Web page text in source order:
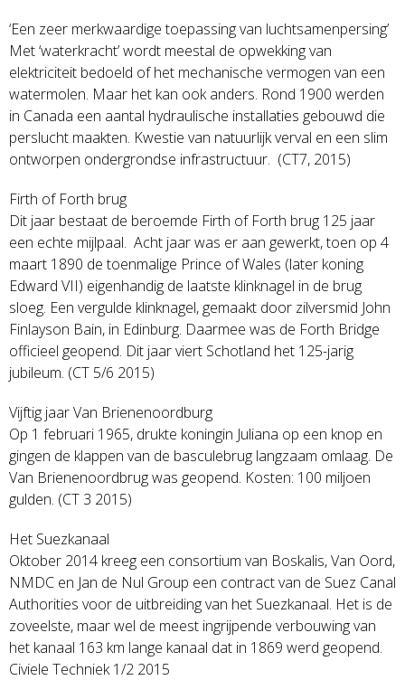
‘Een zeer merkwaardige toepassing van luchtsamenpersing’
Met ‘waterkracht’ wordt meestal de opwekking van
elektriciteit bedoeld of het mechanische vermogen van een
watermolen. Maar het kan ook anders. Rond 1900 werden
in Canada een aantal hydraulische installaties gebouwd die
perslucht maakten. Kwestie van natuurlijk verval en een slim
ontworpen ondergrondse infrastructuur. (CT7, 2015)
Firth of Forth brug
Dit jaar bestaat de beroemde Firth of Forth brug 125 jaar
een echte mijlpaal. Acht jaar was er aan gewerkt, toen op 4
maart 1890 de toenmalige Prince of Wales (later koning
Edward VII) eigenhandig de laatste klinknagel in de brug
sloeg. Een vergulde klinknagel, gemaakt door zilversmid John
Finlayson Bain, in Edinburg. Daarmee was de Forth Bridge
officieel geopend. Dit jaar viert Schotland het 125-jarig
jubileum. (CT 5/6 2015)
Vijftig jaar Van Brienenoordburg
Op 1 februari 1965, drukte koningin Juliana op een knop en
gingen de klappen van de basculebrug langzaam omlaag. De
Van Brienenoordbrug was geopend. Kosten: 100 miljoen
gulden. (CT 3 2015)
Het Suezkanaal
Oktober 2014 kreeg een consortium van Boskalis, Van Oord,
NMDC en Jan de Nul Group een contract van de Suez Canal
Authorities voor de uitbreiding van het Suezkanaal. Het is de
zoveelste, maar wel de meest ingrijpende verbouwing van
het kanaal 163 km lange kanaal dat in 1869 werd geopend.
Civiele Techniek 1/2 2015